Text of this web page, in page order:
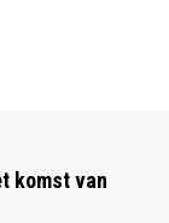
komst van